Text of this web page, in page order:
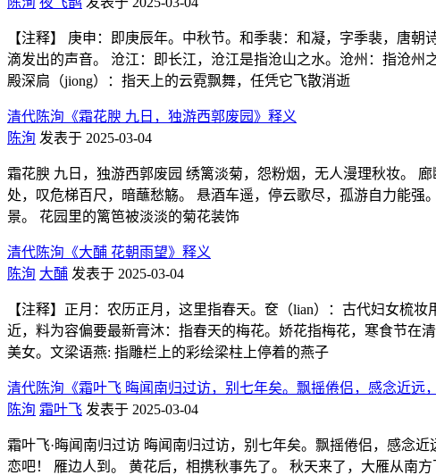
【注释】 庚申：即庚辰年。中秋节。和季裴：和凝，字季裴，唐
滴发出的声音。 沧江：即长江，沧江是指沧山之水。沧州：指沧
殿深扃（jiong）：指天上的云霓飘舞，任凭它飞散消逝
清代陈洵《霜花腴 九日，独游西郭废园》释义
陈洵 发表于 2025-03-04
霜花腴 九日，独游西郭废园 绣篱淡菊，怨粉烟，无人漫理秋妆。
处，叹危梯百尺，暗蘸愁觞。 悬酒车遥，停云歌尽，孤游自力能
景。 花园里的篱笆被淡淡的菊花装饰
清代陈洵《大酺 花朝雨望》释义
陈洵 大酺 发表于 2025-03-04
【注释】正月：农历正月，这里指春天。奁（lian）：古代妇女梳
近，料为容偏要最新膏沐：指春天的梅花。娇花指梅花，寒食节在
美女。文梁语燕: 指雕栏上的彩绘梁柱上停着的燕子
清代陈洵《霜叶飞 晦闻南归过访，别七年矣。飘摇倦侣，感念近远
陈洵 霜叶飞 发表于 2025-03-04
霜叶飞·晦闻南归过访 晦闻南归过访，别七年矣。飘摇倦侣，感念
恋吧！ 雁边人到。 黄花后，相携秋事先了。 秋天来了，大雁从南